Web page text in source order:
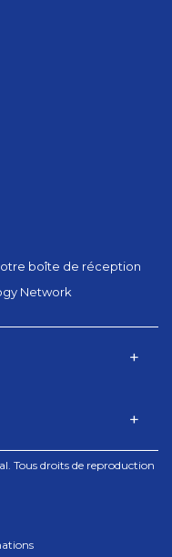
boîte de réception
Network
Tous droits de reproduction